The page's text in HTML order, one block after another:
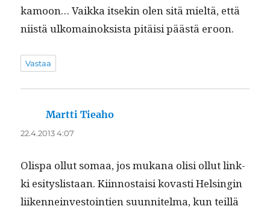
kamoon… Vaik­ka itsekin olen sitä mieltä, että
niistä ulko­main­ok­sista pitäisi päästä eroon.
Vastaa
Martti Tieaho
22.4.2013 4:07
Olispa ollut somaa, jos mukana olisi ollut link­
ki esi­tys­lis­taan. Kiin­nos­taisi kovasti Helsin­gin
liiken­nein­vestoin­tien suun­nitel­ma, kun teil­lä